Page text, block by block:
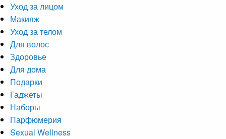
Уход за лицом
Макияж
Уход за телом
Для волос
Здоровье
Для дома
Подарки
Гаджеты
Наборы
Парфюмерия
Sexual Wellness